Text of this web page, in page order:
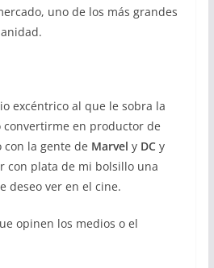
uno de los más grandes
excéntrico al que le sobra la
en productor de
con la gente de Marvel y DCy
con plata de mi bolsillo una
deseo ver en el cine.
opinen los medios o el